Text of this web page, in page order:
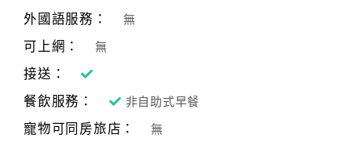
外國語服務： 無
可上網： 無
接送：
餐飲服務：
非自助式早餐
寵物可同房旅店： 無